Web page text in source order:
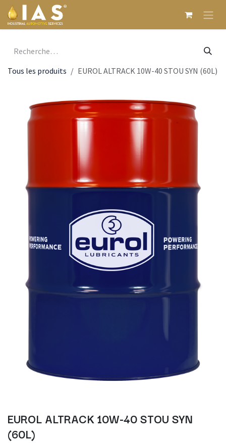
Se rendre au contenu
Tous les produits EUROL ALTRACK 10W-40 STOU SYN (60L)
EUROL ALTRACK 10W-40 STOU SYN
(60L)